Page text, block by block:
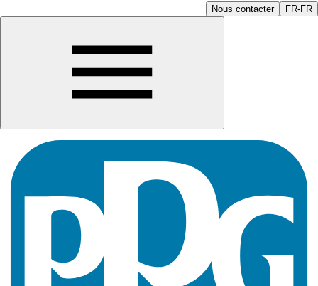
Nous contacter FR-FR